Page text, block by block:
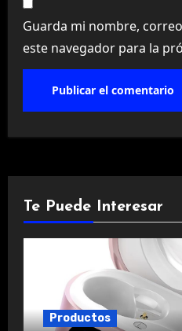
Guarda mi nombre,
este navegador para la
Te Puede Interesar
Productos